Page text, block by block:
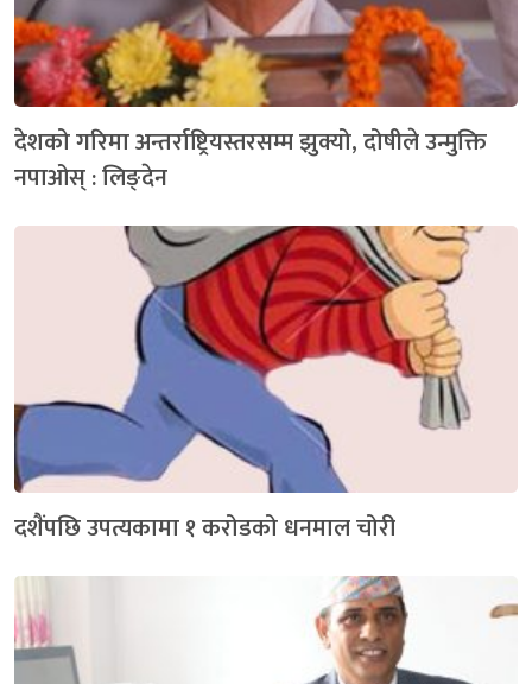
देशको गरिमा अन्तर्राष्ट्रियस्तरसम्म झुक्यो, दोषीले उन्मुक्ति
नपाओस् : लिङ्देन
दशैंपछि उपत्यकामा १ करोडको धनमाल चोरी